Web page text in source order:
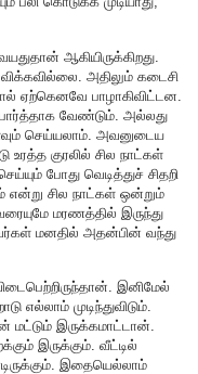
ஆகியிருக்கிறது.
அதிலும் கடைசி
ஏற்கெனவே பாழாகிவிட்டன.
வேண்டும். அல்லது
செய்யலாம். அவனுடைய
குரலில் சில நாட்கள்
போது வெடித்துச் சிதறி
சில நாட்கள் ஒன்றும்
மரணத்தில் இருந்து
மனதில் அதன்பின் வந்து
இனிமேல்
முடிந்துவிடும்.
மட்டும் இருக்கமாட்டான்.
இருக்கும். வீட்டில்
இதையெல்லாம்